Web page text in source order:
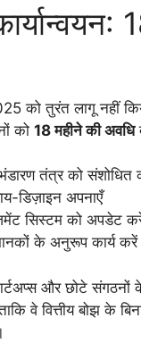
को तुरंत लागू नहीं
को 18 महीने की अवधि
तंत्र को
डिज़ाइन अपनाएँ
सिस्टम को अपडेट
के अनुरूप कार्य करें
और छोटे संगठनों
वे वित्तीय बोझ के